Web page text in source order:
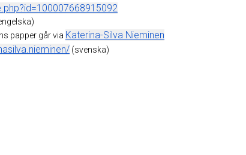
papper går via Katerina-Silva Nieminen
(svenska)